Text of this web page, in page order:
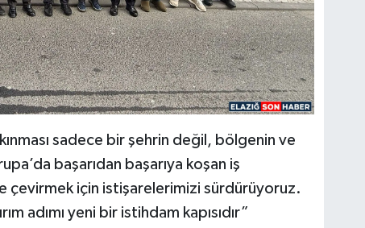
sadece bir şehrin değil, bölgenin ve
başarıdan başarıya koşan iş
çevirmek için istişarelerimizi sürdürüyoruz.
adımı yeni bir istihdam kapısıdır”